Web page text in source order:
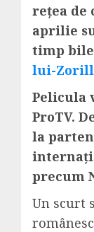
rețea de
aprilie
timp
lui-
Pelicula
ProTV.
la
precum
Un scurt